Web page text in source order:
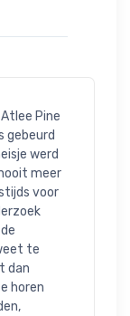
Pine
gebeurd
werd
meer
voor
te
dan
horen